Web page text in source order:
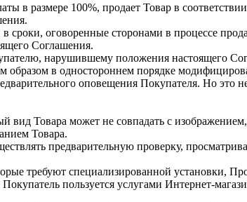
в размере 100%, продает Товар в
сроки, оговоренные сторонами в процессе
Соглашения.
нарушившему положения настоящего
в одностороннем порядке
оповещения Покупателя. Но это
Товара может не совпадать с
Товара.
предварительную проверку,
требуют специализированной установки,
пользуется услугами Интернет-